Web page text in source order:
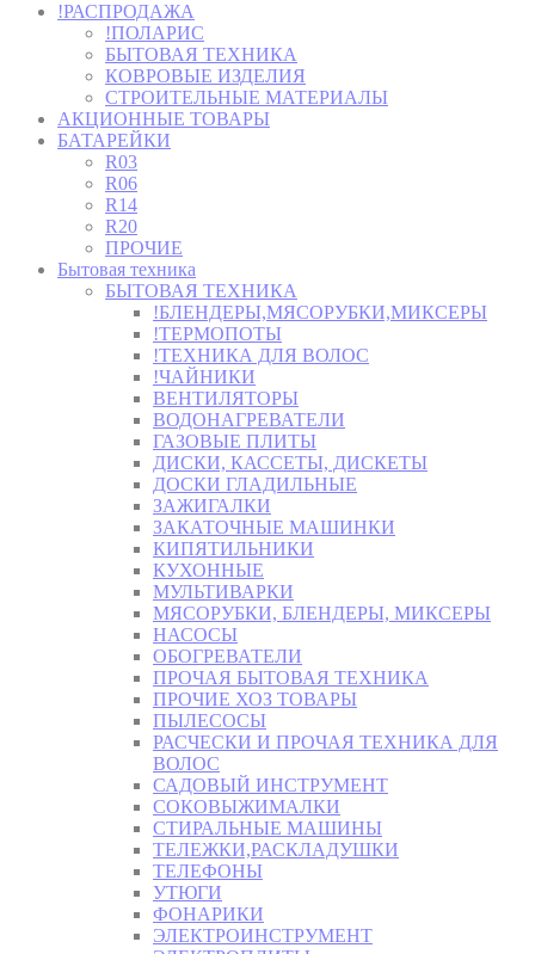
!РАСПРОДАЖА
!ПОЛАРИС
БЫТОВАЯ ТЕХНИКА
КОВРОВЫЕ ИЗДЕЛИЯ
СТРОИТЕЛЬНЫЕ МАТЕРИАЛЫ
АКЦИОННЫЕ ТОВАРЫ
БАТАРЕЙКИ
R03
R06
R14
R20
ПРОЧИЕ
Бытовая техника
БЫТОВАЯ ТЕХНИКА
!БЛЕНДЕРЫ,МЯСОРУБКИ,МИКСЕРЫ
!ТЕРМОПОТЫ
!ТЕХНИКА ДЛЯ ВОЛОС
!ЧАЙНИКИ
ВЕНТИЛЯТОРЫ
ВОДОНАГРЕВАТЕЛИ
ГАЗОВЫЕ ПЛИТЫ
ДИСКИ, КАССЕТЫ, ДИСКЕТЫ
ДОСКИ ГЛАДИЛЬНЫЕ
ЗАЖИГАЛКИ
ЗАКАТОЧНЫЕ МАШИНКИ
КИПЯТИЛЬНИКИ
КУХОННЫЕ
МУЛЬТИВАРКИ
МЯСОРУБКИ, БЛЕНДЕРЫ, МИКСЕРЫ
НАСОСЫ
ОБОГРЕВАТЕЛИ
ПРОЧАЯ БЫТОВАЯ ТЕХНИКА
ПРОЧИЕ ХОЗ ТОВАРЫ
ПЫЛЕСОСЫ
РАСЧЕСКИ И ПРОЧАЯ ТЕХНИКА ДЛЯ
ВОЛОС
САДОВЫЙ ИНСТРУМЕНТ
СОКОВЫЖИМАЛКИ
СТИРАЛЬНЫЕ МАШИНЫ
ТЕЛЕЖКИ,РАСКЛАДУШКИ
ТЕЛЕФОНЫ
УТЮГИ
ФОНАРИКИ
ЭЛЕКТРОИНСТРУМЕНТ